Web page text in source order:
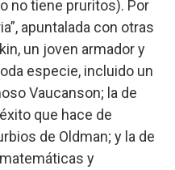
no tiene pruritos). Por
apuntalada con otras
un joven armador y
especie, incluido un
Vaucanson; la de
que hace de
de Oldman; y la de
y